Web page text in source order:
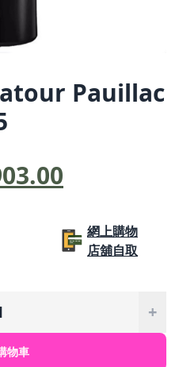
Pauillac
價
格：
網上購物
店舖自取
+
物車